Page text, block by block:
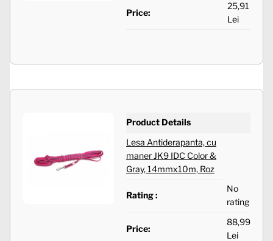
Price:
25,91
Lei
Product Details
Lesa Antiderapanta, cu
maner JK9 IDC Color &
Gray, 14mmx10m, Roz
Rating :
No
rating
Price:
88,99
Lei